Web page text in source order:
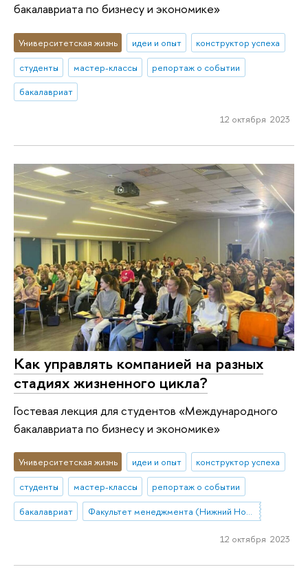
бакалавриата по бизнесу и экономике»
Университетская жизнь идеи и опыт
конструктор успеха
студенты
мастер-классы
репортаж о событии
бакалавриат
12 октября 2023
Как управлять компанией на разных
стадиях жизненного цикла?
Гостевая лекция для студентов «Международного
бакалавриата по бизнесу и экономике»
Университетская жизнь идеи и опыт
конструктор успеха
студенты
мастер-классы
репортаж о событии
бакалавриат
Факультет менеджмента (Нижний Новгород)
12 октября 2023